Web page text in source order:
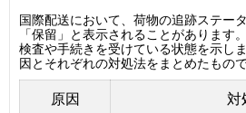
国際配送において、荷物の追跡ステー
「保留」と表示されることがあります
検査や手続きを受けている状態を示し
因とそれぞれの対処法をまとめたもので
原因 対